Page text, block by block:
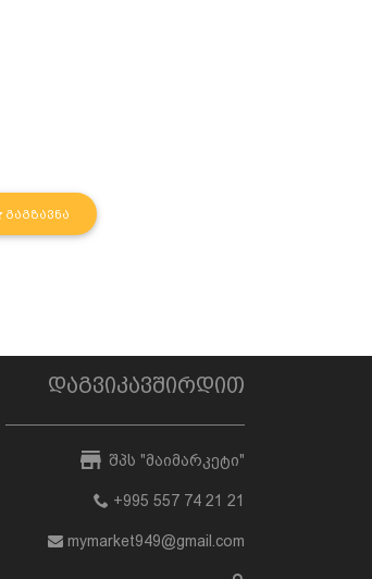
ᲒᲐᲒᲖᲐᲕᲜᲐ
დაგვიკავშირდით
შპს "მაიმარკეტი"
+995 557 74 21 21
mymarket949@gmail.com